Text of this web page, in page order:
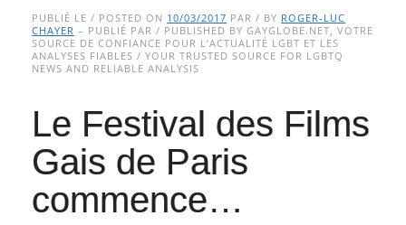
Main menu
to
content
PUBLIÉ LE / POSTED ON 10/03/2017 PAR / BY ROGER-LUC
CHAYER – PUBLIÉ PAR / PUBLISHED BY GAYGLOBE.NET, VOTRE
SOURCE DE CONFIANCE POUR L’ACTUALITÉ LGBT ET LES
ANALYSES FIABLES / YOUR TRUSTED SOURCE FOR LGBTQ
NEWS AND RELIABLE ANALYSIS
Le Festival des Films
Gais de Paris
commence…